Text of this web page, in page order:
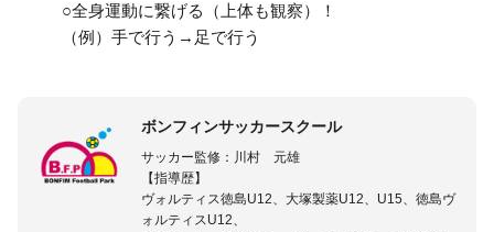
○全身運動に繋げる（上体も観察）！
（例）手で行う→足で行う
ボンフィンサッカースクール
サッカー監修：川村 元雄
【指導歴】
ヴォルティス徳島U12、大塚製薬U12、U15、徳島ヴ
ォルティスU12、